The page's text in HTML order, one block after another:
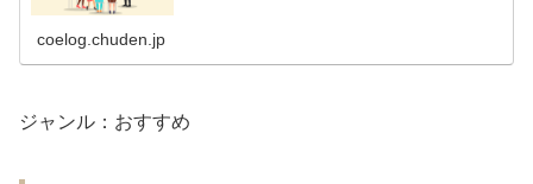
coelog.chuden.jp
ジャンル：おすすめ